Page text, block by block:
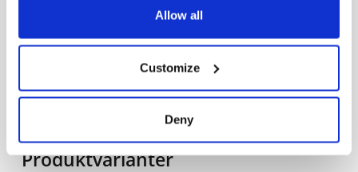
Allow all
Customize
Deny
Omgivningstemperatur -40 - +35°C
Produktvarianter